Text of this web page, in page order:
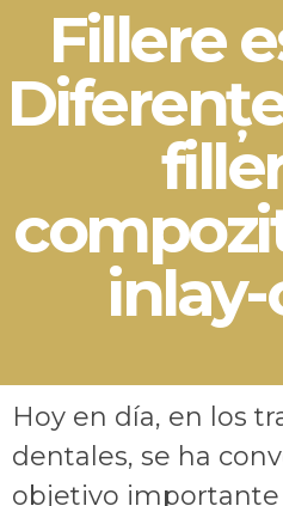
Fillere
Hoy en día, en los
dentales, se ha
objetivo